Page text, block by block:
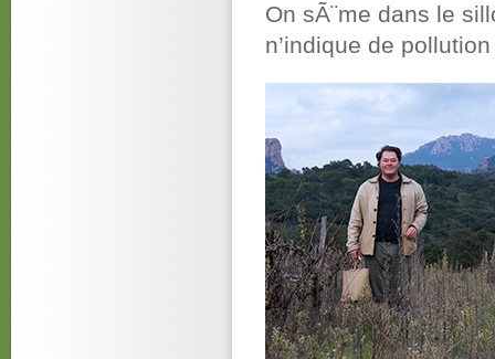
On sÃ¨me dans le
n’indique de